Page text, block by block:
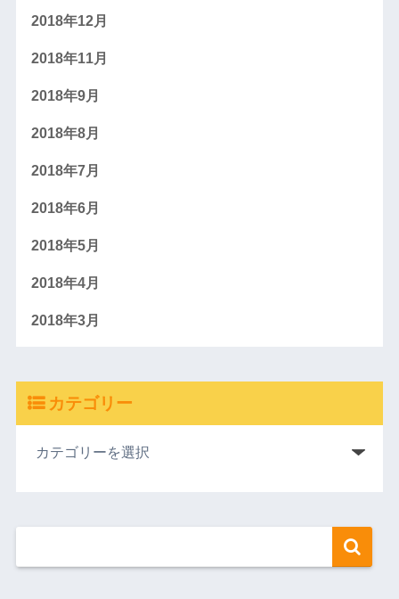
2018年12月
2018年11月
2018年9月
2018年8月
2018年7月
2018年6月
2018年5月
2018年4月
2018年3月
カテゴリー